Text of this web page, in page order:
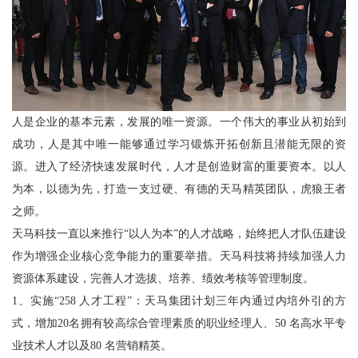
人是企业的基本元素，发展的唯一资源。一个伟大的事业从初始到
成功，人是其中唯一能够通过学习锻炼开拓创新且潜能无限的资
源。进入了经济快速发展时代，人才是创造财富的重要资本。以人
为本，以德为先，打造一支过硬、有德的天马精英团队，虎狼王者
之师。
天马科技一直以来推行“以人为本”的人才战略，始终把人才队伍建设
作为增强企业核心竞争能力的重要举措。天马科技将持续加强人力
资源体系建设，完善人才选拔、培养、绩效考核等管理制度。
1、实施“258 人才工程”：天马集团计划三年内通过内培外引的方
式，增加20名拥有较高综合管理素质的职业经理人、50 名高水平专
业技术人才以及80 名营销精英。